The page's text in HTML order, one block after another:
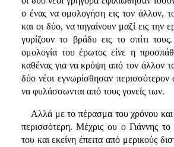
ο ένας να ομολογήση εις τον άλλον,
και οι δύο, να πηγαίνουν μαζί εις την
γυρίζουν το βράδυ εις το σπίτι
ομολογία του έρωτος είνε η
καθένας για να κρύψη από τον άλλον
δύο νέοι εγνωρίσθησαν
να φυλάσσωνται από τους γονείς των.
Αλλά με το πέρασμα του χρόνου και
περισσότερη. Μέχρις ου ο Γιάννης το
του και εκείνη έπειτα από μερικούς